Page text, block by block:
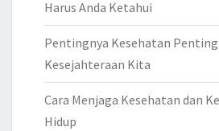
Harus Anda Ketahui
Pentingnya Kesehatan
Kesejahteraan Kita
Cara Menjaga Kesehatan dan
Hidup